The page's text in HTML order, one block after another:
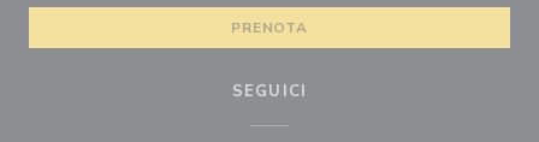
PRENOTA
SEGUICI